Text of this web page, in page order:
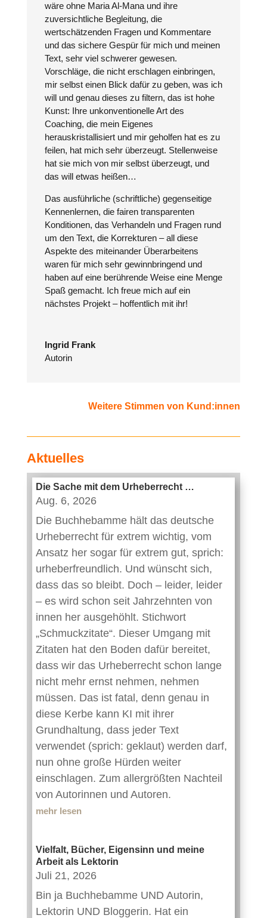
wäre ohne Maria Al-Mana und ihre
zuversichtliche Begleitung, die
wertschätzenden Fragen und Kommentare
und das sichere Gespür für mich und meinen
Text, sehr viel schwerer gewesen.
Vorschläge, die nicht erschlagen einbringen,
mir selbst einen Blick dafür zu geben, was ich
will und genau dieses zu filtern, das ist hohe
Kunst: Ihre unkonventionelle Art des
Coaching, die mein Eigenes
herauskristallisiert und mir geholfen hat es zu
feilen, hat mich sehr überzeugt. Stellenweise
hat sie mich von mir selbst überzeugt, und
das will etwas heißen…
Das ausführliche (schriftliche) gegenseitige
Kennenlernen, die fairen transparenten
Konditionen, das Verhandeln und Fragen rund
um den Text, die Korrekturen – all diese
Aspekte des miteinander Überarbeitens
waren für mich sehr gewinnbringend und
haben auf eine berührende Weise eine Menge
Spaß gemacht. Ich freue mich auf ein
nächstes Projekt – hoffentlich mit ihr!
Ingrid Frank
Autorin
Weitere Stimmen von Kund:innen
Aktuelles
Die Sache mit dem Urheberrecht …
Aug. 6, 2026
Die Buchhebamme hält das deutsche
Urheberrecht für extrem wichtig, vom
Ansatz her sogar für extrem gut, sprich:
urheberfreundlich. Und wünscht sich,
dass das so bleibt. Doch – leider, leider
– es wird schon seit Jahrzehnten von
innen her ausgehöhlt. Stichwort
„Schmuckzitate“. Dieser Umgang mit
Zitaten hat den Boden dafür bereitet,
dass wir das Urheberrecht schon lange
nicht mehr ernst nehmen, nehmen
müssen. Das ist fatal, denn genau in
diese Kerbe kann KI mit ihrer
Grundhaltung, dass jeder Text
verwendet (sprich: geklaut) werden darf,
nun ohne große Hürden weiter
einschlagen. Zum allergrößten Nachteil
von Autorinnen und Autoren.
mehr lesen
Vielfalt, Bücher, Eigensinn und meine
Arbeit als Lektorin
Juli 21, 2026
Bin ja Buchhebamme UND Autorin,
Lektorin UND Bloggerin. Hat ein